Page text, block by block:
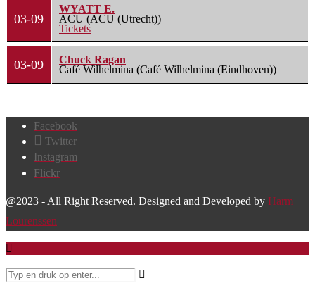
03-09
WYATT E.
ACU (ACU (Utrecht))
Tickets
03-09
Chuck Ragan
Café Wilhelmina (Café Wilhelmina (Eindhoven))
Facebook
Twitter
Instagram
Flickr
@2023 - All Right Reserved. Designed and Developed by Harm
Lourenssen